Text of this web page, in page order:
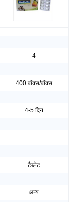
4
400 बॉक्स/बॉक्स
4-5 दिन
-
टैब्लेट
अन्य